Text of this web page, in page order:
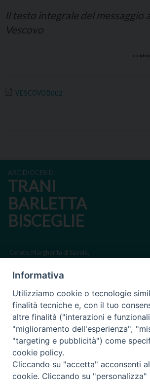
Il testo integrale del messaggio
Vescovo
VESCOVOB002
ARCIDIOCESI DI
TRANI
BARLETTA
BISCEGLIE
Corato, Margherita di Savoia,
Regione ecclesiastica Puglia
Via Beltrani, 9
76125 Trani BT
Centralino Tel. 0883 494211
Cancelleria Tel. 0883 494204
Informativa
Utilizziamo cookie o tecnologie
finalità tecniche e, con il tuo
altre finalità ("interazioni e
"miglioramento dell'esperienza",
"targeting e pubblicità") come
cookie policy.
Cliccando su "accetta" acconsenti
cookie. Cliccando su "personalizza"